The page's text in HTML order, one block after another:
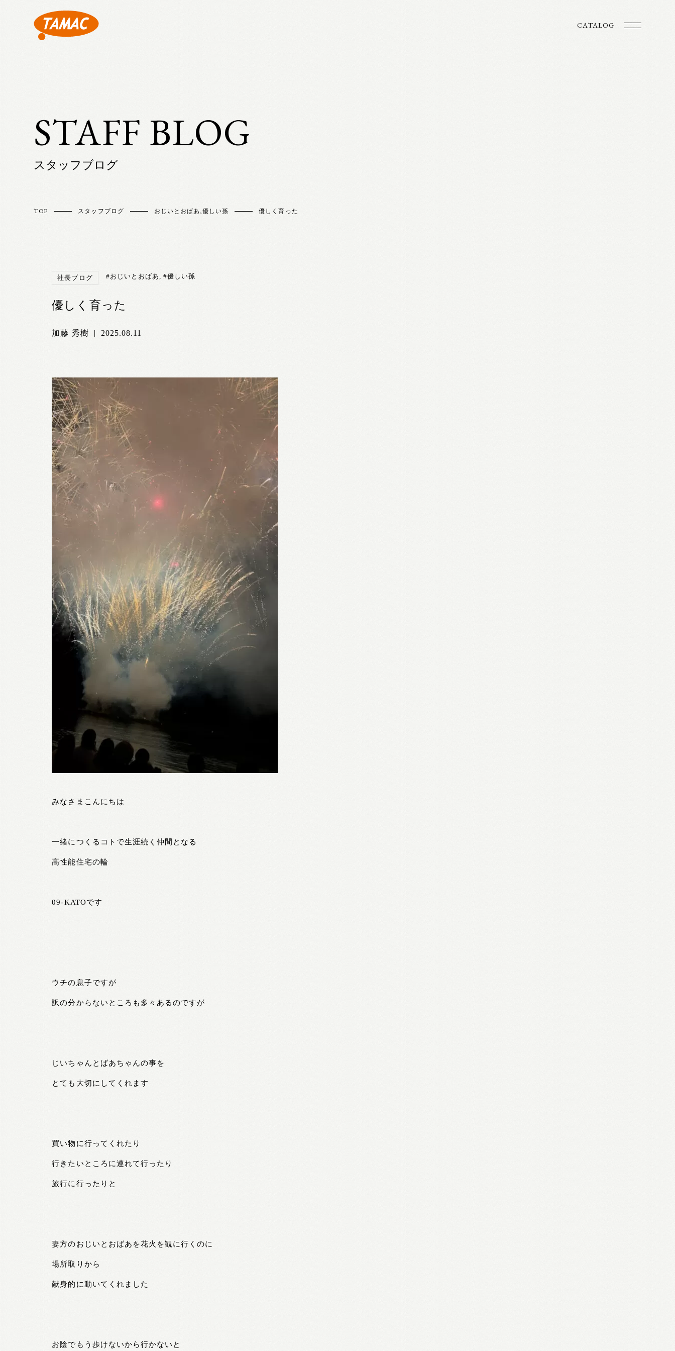
CATALOG
STAFF BLOG
スタッフブログ
TOP スタッフブログ おじいとおばあ,優しい孫 優しく育った
社長ブログ #おじいとおばあ ,#優しい孫
優しく育った
加藤 秀樹 | 2025.08.11
みなさまこんにちは
一緒につくるコトで生涯続く仲間となる
高性能住宅の輪
09-KATOです
ウチの息子ですが
訳の分からないところも多々あるのですが
じいちゃんとばあちゃんの事を
とても大切にしてくれます
買い物に行ってくれたり
行きたいところに連れて行ったり
旅行に行ったりと
妻方のおじいとおばあを花火を観に行くのに
場所取りから
献身的に動いてくれました
お陰でもう歩けないから行かないと